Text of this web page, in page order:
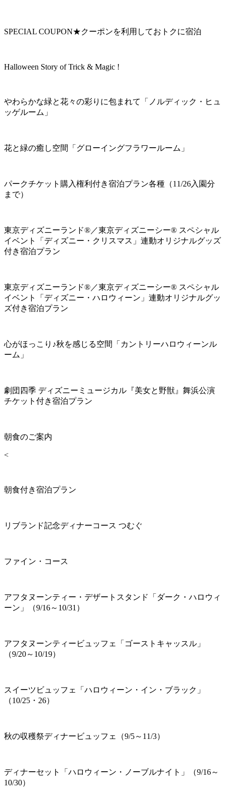
SPECIAL COUPON★クーポンを利用しておトクに宿泊
Halloween Story of Trick & Magic !
やわらかな緑と花々の彩りに包まれて「ノルディック・ヒュ
ッゲルーム」
花と緑の癒し空間「グローイングフラワールーム」
パークチケット購入権利付き宿泊プラン各種（11/26入園分
まで）
東京ディズニーランド®／東京ディズニーシー® スペシャル
イベント「ディズニー・クリスマス」連動オリジナルグッズ
付き宿泊プラン
東京ディズニーランド®／東京ディズニーシー® スペシャル
イベント「ディズニー・ハロウィーン」連動オリジナルグッ
ズ付き宿泊プラン
心がほっこり♪秋を感じる空間「カントリーハロウィーンル
ーム」
劇団四季 ディズニーミュージカル『美女と野獣』舞浜公演
チケット付き宿泊プラン
朝食のご案内
<
朝食付き宿泊プラン
リブランド記念ディナーコース つむぐ
ファイン・コース
アフタヌーンティー・デザートスタンド「ダーク・ハロウィ
ーン」（9/16～10/31）
アフタヌーンティービュッフェ「ゴーストキャッスル」
（9/20～10/19）
スイーツビュッフェ「ハロウィーン・イン・ブラック」
（10/25・26）
秋の収穫祭ディナービュッフェ（9/5～11/3）
ディナーセット「ハロウィーン・ノーブルナイト」（9/16～
10/30）